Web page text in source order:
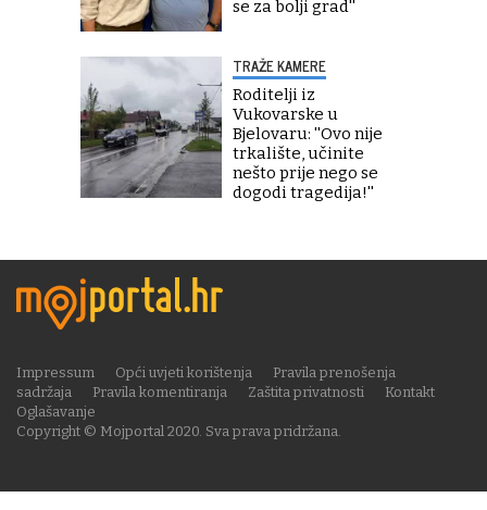
se za bolji grad''
TRAŽE KAMERE
Roditelji iz
Vukovarske u
Bjelovaru: ''Ovo nije
trkalište, učinite
nešto prije nego se
dogodi tragedija!''
Copyright © Mojportal 2020. Sva prava pridržana.
Impressum Opći uvjeti korištenja
Pravila prenošenja
sadržaja
Pravila komentiranja Zaštita privatnosti
Kontakt
Oglašavanje